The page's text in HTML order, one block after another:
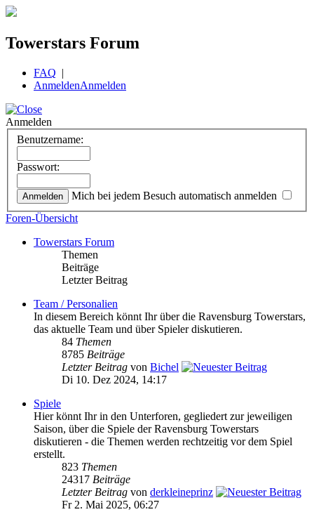
Towerstars Forum
FAQ |
AnmeldenAnmelden
Anmelden
Benutzername:
Passwort:
Mich bei jedem Besuch automatisch anmelden
Foren-Übersicht
Towerstars Forum
Themen
Beiträge
Letzter Beitrag
Team / Personalien
In diesem Bereich könnt Ihr über die Ravensburg Towerstars,
das aktuelle Team und über Spieler diskutieren.
84 Themen
8785 Beiträge
Letzter Beitrag von Bichel
Di 10. Dez 2024, 14:17
Spiele
Hier könnt Ihr in den Unterforen, gegliedert zur jeweiligen
Saison, über die Spiele der Ravensburg Towerstars
diskutieren - die Themen werden rechtzeitig vor dem Spiel
erstellt.
823 Themen
24317 Beiträge
Letzter Beitrag von derkleineprinz
Fr 2. Mai 2025, 06:27